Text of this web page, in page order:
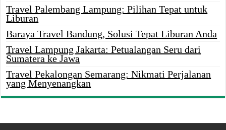
Travel Palembang Lampung: Pilihan Tepat untuk
Liburan
Baraya Travel Bandung, Solusi Tepat Liburan Anda
Travel Lampung Jakarta: Petualangan Seru dari
Sumatera ke Jawa
Travel Pekalongan Semarang: Nikmati Perjalanan
yang Menyenangkan